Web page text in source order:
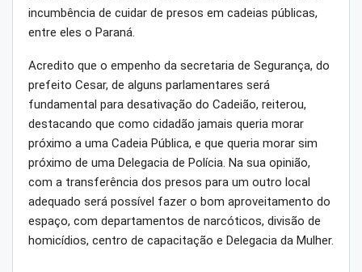
incumbência de cuidar de presos em cadeias públicas,
entre eles o Paraná.
Acredito que o empenho da secretaria de Segurança, do
prefeito Cesar, de alguns parlamentares será
fundamental para desativação do Cadeião, reiterou,
destacando que como cidadão jamais queria morar
próximo a uma Cadeia Pública, e que queria morar sim
próximo de uma Delegacia de Polícia. Na sua opinião,
com a transferência dos presos para um outro local
adequado será possível fazer o bom aproveitamento do
espaço, com departamentos de narcóticos, divisão de
homicídios, centro de capacitação e Delegacia da Mulher.